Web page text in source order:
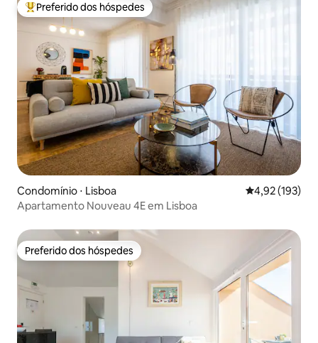
Entre os melhores preferidos dos hóspedes
Preferido dos hóspedes
Condomínio ⋅ Lisboa 4,92 de uma
4,92 (193)
Apartamento Nouveau 4E em Lisboa
Preferido dos hóspedes
Preferido dos hóspedes